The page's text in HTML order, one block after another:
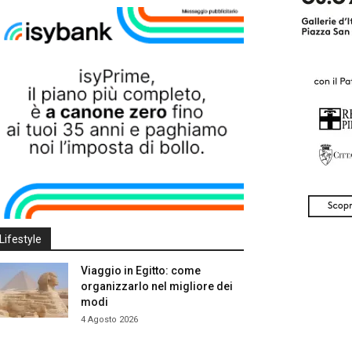
Lifestyle
Viaggio in Egitto: come
organizzarlo nel migliore dei
modi
4 Agosto 2026